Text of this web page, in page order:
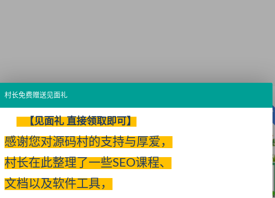
体验VIP免费 体验VIP免费
村长免费赠送见面礼
【见面礼 直接领取即可】
感谢您对源码村的支持与厚爱，
村长在此整理了一些SEO课程、
文档以及软件工具，